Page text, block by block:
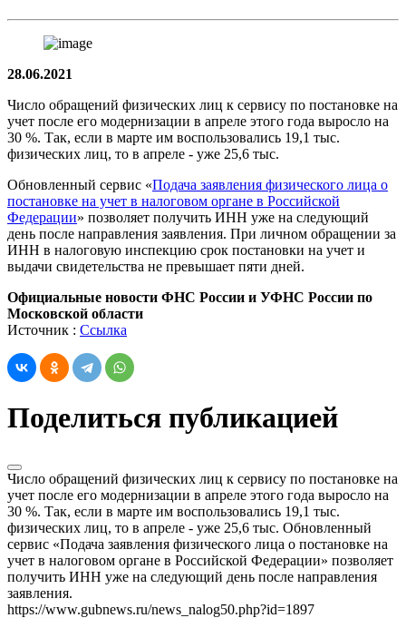
28.06.2021
Число обращений физических лиц к сервису по постановке на
учет после его модернизации в апреле этого года выросло на
30 %. Так, если в марте им воспользовались 19,1 тыс.
физических лиц, то в апреле - уже 25,6 тыс.
Обновленный сервис «Подача заявления физического лица о
постановке на учет в налоговом органе в Российской
Федерации» позволяет получить ИНН уже на следующий
день после направления заявления. При личном обращении за
ИНН в налоговую инспекцию срок постановки на учет и
выдачи свидетельства не превышает пяти дней.
Официальные новости ФНС России и УФНС России по
Московской области
Источник : Ссылка
Поделиться публикацией
Число обращений физических лиц к сервису по постановке на
учет после его модернизации в апреле этого года выросло на
30 %. Так, если в марте им воспользовались 19,1 тыс.
физических лиц, то в апреле - уже 25,6 тыс. Обновленный
сервис «Подача заявления физического лица о постановке на
учет в налоговом органе в Российской Федерации» позволяет
получить ИНН уже на следующий день после направления
заявления.
https://www.gubnews.ru/news_nalog50.php?id=1897